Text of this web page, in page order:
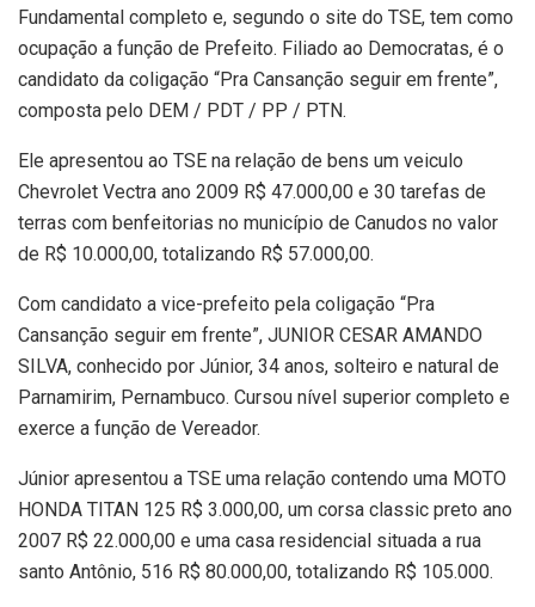
Fundamental completo e, segundo o site do TSE, tem como
ocupação a função de Prefeito. Filiado ao Democratas, é o
candidato da coligação “Pra Cansanção seguir em frente”,
composta pelo DEM / PDT / PP / PTN.
Ele apresentou ao TSE na relação de bens um veiculo
Chevrolet Vectra ano 2009 R$ 47.000,00 e 30 tarefas de
terras com benfeitorias no município de Canudos no valor
de R$ 10.000,00, totalizando R$ 57.000,00.
Com candidato a vice-prefeito pela coligação “Pra
Cansanção seguir em frente”, JUNIOR CESAR AMANDO
SILVA, conhecido por Júnior, 34 anos, solteiro e natural de
Parnamirim, Pernambuco. Cursou nível superior completo e
exerce a função de Vereador.
Júnior apresentou a TSE uma relação contendo uma MOTO
HONDA TITAN 125 R$ 3.000,00, um corsa classic preto ano
2007 R$ 22.000,00 e uma casa residencial situada a rua
santo Antônio, 516 R$ 80.000,00, totalizando R$ 105.000.